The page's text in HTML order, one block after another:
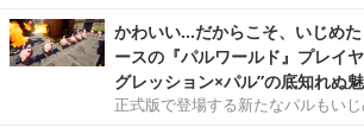
かわいい…だからこそ、いじめ
ースの『パルワールド』プレイ
グレッション×パル”の底知れぬ
正式版で登場する新たなパルもいじ